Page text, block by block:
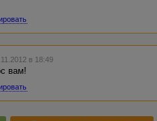
в 18:49
вам!